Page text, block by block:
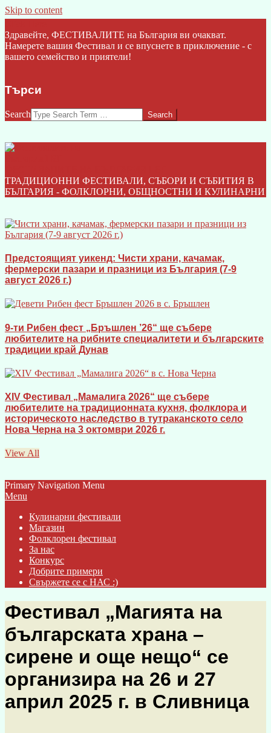
Skip to content
Здравейте, ФЕСТИВАЛИТЕ на България ви очакват.
Намерете вашия Фестивал и се впуснете в приключение - с
вашето семейство и приятели!
Търси
Search
ТРАДИЦИОННИ ФЕСТИВАЛИ, СЪБОРИ И СЪБИТИЯ В
БЪЛГАРИЯ - ФОЛКЛОРНИ, ОБЩНОСТНИ И КУЛИНАРНИ
Предстоящият уикенд: Чисти храни, качамак,
фермерски пазари и празници из България (7-9
август 2026 г.)
9-ти Рибен фест „Бръшлен ’26“ ще събере
любителите на рибните специалитети и българските
традиции край Дунав
XIV Фестивал „Мамалига 2026“ ще събере
любителите на традиционната кухня, фолклора и
историческото наследство в тутраканското село
Нова Черна на 3 октомври 2026 г.
View All
Primary Navigation Menu
Menu
Кулинарни фестивали
Магазин
Фолклорен фестивал
За нас
Конкурс
Добрите примери
Свържете се с НАС :)
Фестивал „Магията на
българската храна –
сирене и още нещо“ се
организира на 26 и 27
април 2025 г. в Сливница